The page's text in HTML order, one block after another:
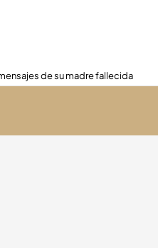
de su madre fallecida